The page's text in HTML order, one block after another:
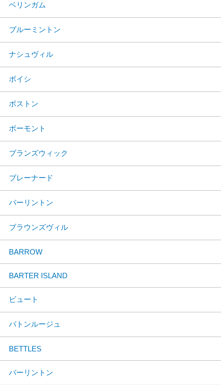
ベリンガム
ブルーミントン
ナシュヴィル
ボイシ
ボストン
ボーモント
ブランズウィック
ブレーナード
バーリントン
ブラウンズヴィル
BARROW
BARTER ISLAND
ビュート
バトンルージュ
BETTLES
バーリントン